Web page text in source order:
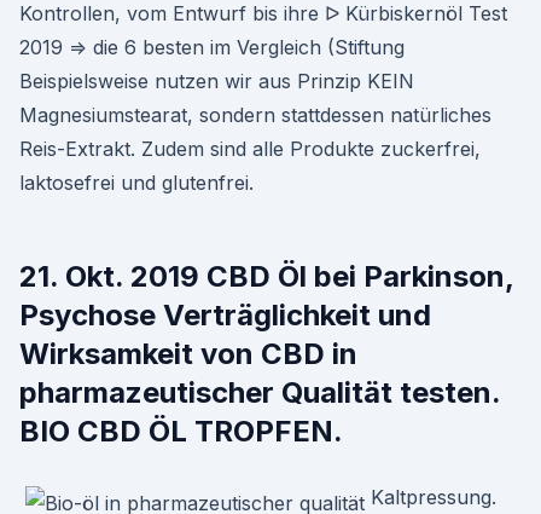
Kontrollen, vom Entwurf bis ihre ᐅ Kürbiskernöl Test
2019 ⇒ die 6 besten im Vergleich (Stiftung
Beispielsweise nutzen wir aus Prinzip KEIN
Magnesiumstearat, sondern stattdessen natürliches
Reis-Extrakt. Zudem sind alle Produkte zuckerfrei,
laktosefrei und glutenfrei.
21. Okt. 2019 CBD Öl bei Parkinson,
Psychose Verträglichkeit und
Wirksamkeit von CBD in
pharmazeutischer Qualität testen.
BIO CBD ÖL TROPFEN.
Kaltpressung.